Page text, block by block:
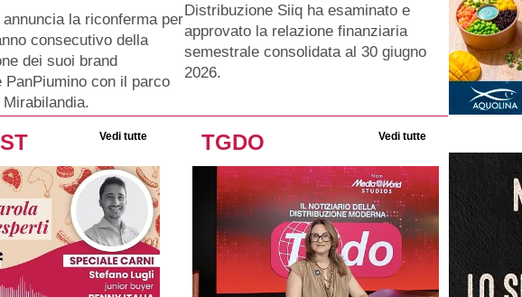
la riconferma per
consecutivo della
dei suoi brand
PanPiumino con il parco
Distribuzione Siiq ha esaminato e
approvato la relazione finanziaria
semestrale consolidata al 30 giugno
2026.
Vedi tutte TGDO Vedi tutte